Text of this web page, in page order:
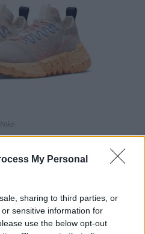
My Personal
sharing to third parties, or
sensitive information for
use the below opt-out